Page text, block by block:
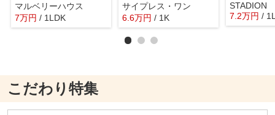
マルベリーハウス
7万円 / 1LDK
サイプレス・ワン
6.6万円 / 1K
STADION
7.2万円 /
こだわり特集